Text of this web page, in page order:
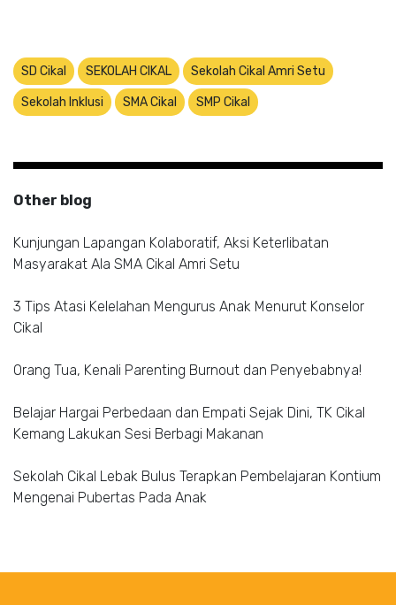
SD Cikal SEKOLAH CIKAL Sekolah Cikal Amri Setu
Sekolah Inklusi SMA Cikal SMP Cikal
Other blog
Kunjungan Lapangan Kolaboratif, Aksi Keterlibatan
Masyarakat Ala SMA Cikal Amri Setu
3 Tips Atasi Kelelahan Mengurus Anak Menurut Konselor
Cikal
Orang Tua, Kenali Parenting Burnout dan Penyebabnya!
Belajar Hargai Perbedaan dan Empati Sejak Dini, TK Cikal
Kemang Lakukan Sesi Berbagi Makanan
Sekolah Cikal Lebak Bulus Terapkan Pembelajaran Kontium
Mengenai Pubertas Pada Anak